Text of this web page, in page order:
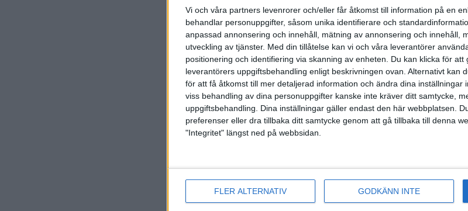
Vi och våra partners levenrorer och/eller får åtkomst till information på en
behandlar personuppgifter, såsom unika identifierare och
anpassad annonsering och innehåll, mätning av annonsering och innehåll,
utveckling av tjänster. Med din tillåtelse kan vi och våra leverantörer
positionering och identifiering via skanning av enheten. Du kan klicka för
leverantörers uppgiftsbehandling enligt beskrivningen ovan. Alternativt kan
för att få åtkomst till mer detaljerad information och ändra dina inställningar
viss behandling av dina personuppgifter kanske inte kräver ditt samtycke,
uppgiftsbehandling. Dina inställningar gäller endast den här webbplatsen.
preferenser eller dra tillbaka ditt samtycke genom att gå tillbaka till denna
"Integritet" längst ned på webbsidan.
FLER ALTERNATIV GODKÄNN INTE